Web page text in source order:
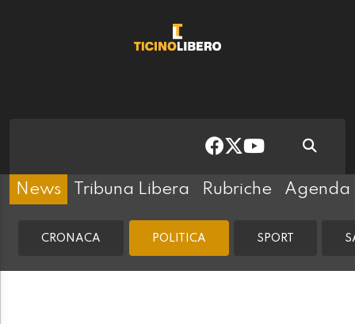
News Tribuna Libera Rubriche Agenda
CRONACA POLITICA SPORT